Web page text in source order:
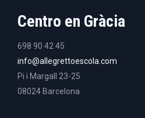
Centro en Gràcia
698 90 42 45
info@allegrettoescola.com
Pi i Margall 23-25
08024 Barcelona